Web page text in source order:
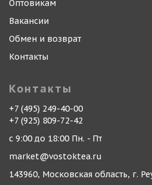
Оптовикам
Вакансии
Обмен и возврат
Контакты
Контакты
+7 (495) 249-40-00
+7 (925) 809-72-42
с 9:00 до 18:00 Пн. - Пт
market@vostoktea.ru
143960, Московская область, г.